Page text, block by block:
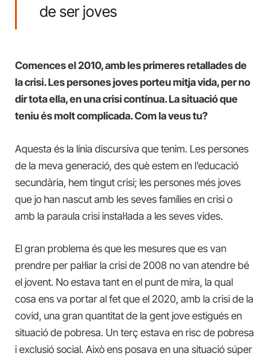
de ser joves
Comences el 2010, amb les primeres retallades de
la crisi. Les persones joves porteu mitja vida, per no
dir tota ella, en una crisi contínua. La situació que
teniu és molt complicada. Com la veus tu?
Aquesta és la línia discursiva que tenim. Les persones
de la meva generació, des què estem en l’educació
secundària, hem tingut crisi; les persones més joves
que jo han nascut amb les seves famílies en crisi o
amb la paraula crisi instal·lada a les seves vides.
El gran problema és que les mesures que es van
prendre per pal·liar la crisi de 2008 no van atendre bé
el jovent. No estava tant en el punt de mira, la qual
cosa ens va portar al fet que el 2020, amb la crisi de la
covid, una gran quantitat de la gent jove estigués en
situació de pobresa. Un terç estava en risc de pobresa
i exclusió social. Això ens posava en una situació súper